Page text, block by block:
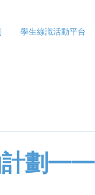
學生綠識活動平台
計劃